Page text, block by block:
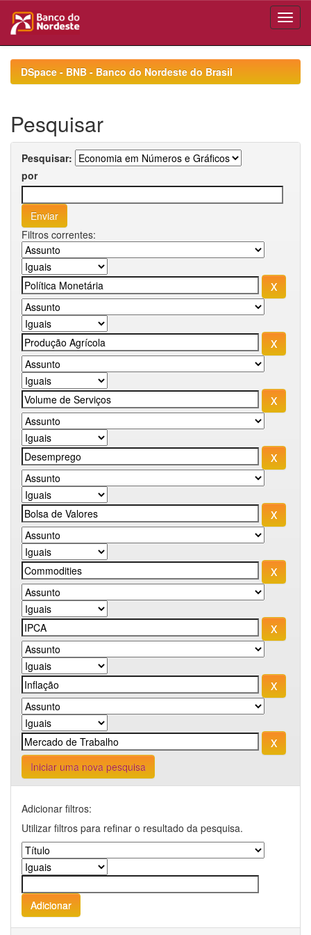
navigationDSpace - BNB - Banco do Nordeste do Brasil
Pesquisar
Pesquisar:
por
Filtros correntes:
Iniciar uma nova pesquisa
Adicionar filtros:
Utilizar filtros para refinar o resultado da pesquisa.